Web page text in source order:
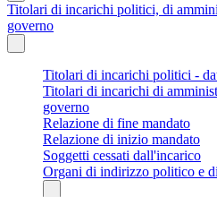
Titolari di incarichi politici, di
governo
Titolari di incarichi politici -
Titolari di incarichi di
governo
Relazione di fine mandato
Relazione di inizio mandato
Soggetti cessati dall'incarico
Organi di indirizzo politico e